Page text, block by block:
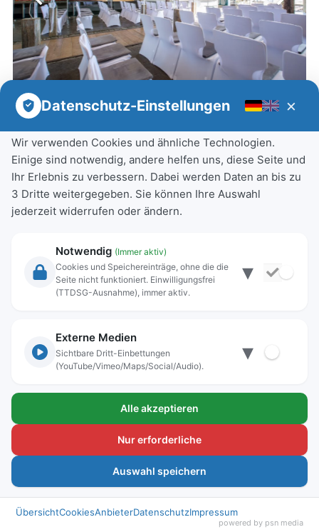
Rechtliche Angaben
Impressum
Datenschutz
Kontakt
Lokwelt Freilassing
83395 Freilassing
Tel: +49 (0) 8654 3099-320
E-Mail:lokwelt@freilassing.de
Datenschutz-Einstellungen ×
Wir verwenden Cookies und ähnliche Technologien.
Einige sind notwendig, andere helfen uns, diese Seite und
Ihr Erlebnis zu verbessern. Dabei werden Daten an bis zu
3 Dritte weitergegeben. Sie können Ihre Auswahl
jederzeit widerrufen oder ändern.
Notwendig (Immer aktiv)
Cookies und Speichereinträge, ohne die die
Seite nicht funktioniert. Einwilligungsfrei
(TTDSG-Ausnahme), immer aktiv.
▾
Externe Medien
Sichtbare Dritt-Einbettungen
(YouTube/Vimeo/Maps/Social/Audio).
▾
Alle akzeptieren
Nur erforderliche
Auswahl speichern
ÜbersichtCookiesAnbieterDatenschutzImpressum
powered by psn media